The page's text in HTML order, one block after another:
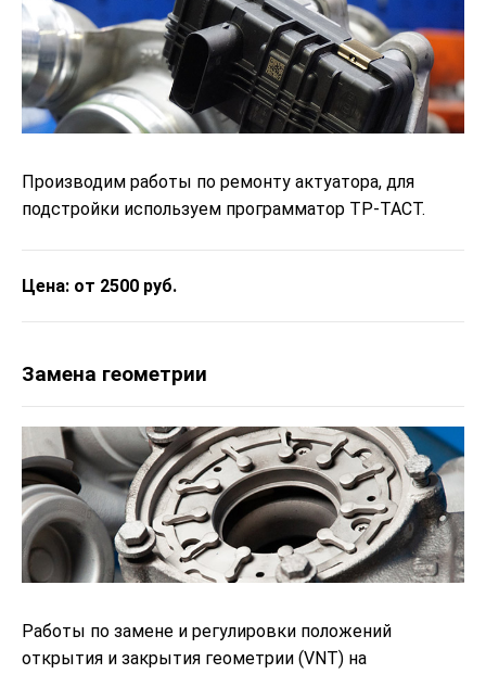
Производим работы по ремонту актуатора, для
подстройки используем программатор ТР-ТАСТ.
Цена: от 2500 руб.
Замена геометрии
Работы по замене и регулировки положений
открытия и закрытия геометрии (VNT) на